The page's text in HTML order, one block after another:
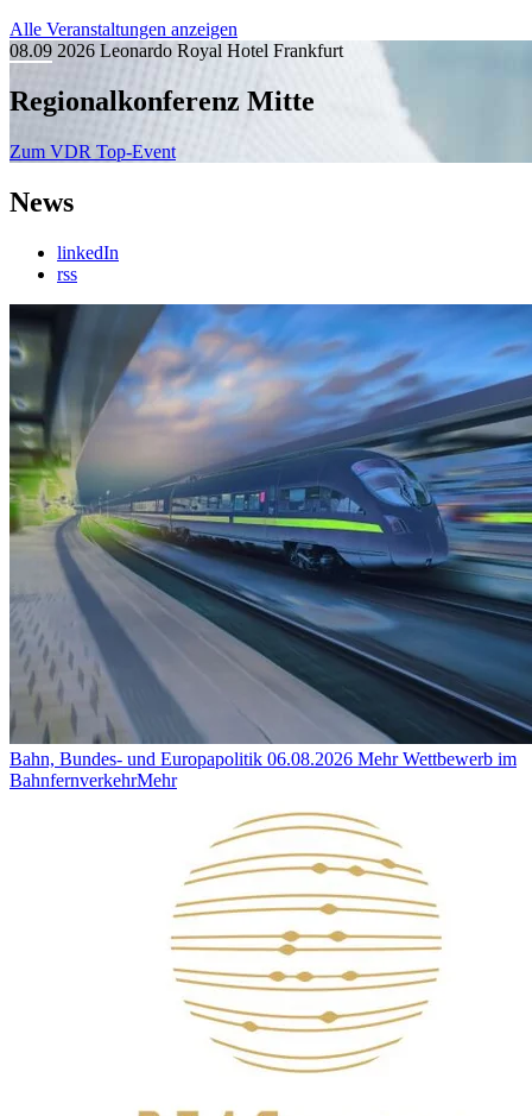
Alle Veranstaltungen anzeigen
08.09 2026 Leonardo Royal Hotel Frankfurt
Regionalkonferenz Mitte
Zum VDR Top-Event
News
linkedIn
rss
Bahn, Bundes- und Europapolitik 06.08.2026 Mehr Wettbewerb im
BahnfernverkehrMehr